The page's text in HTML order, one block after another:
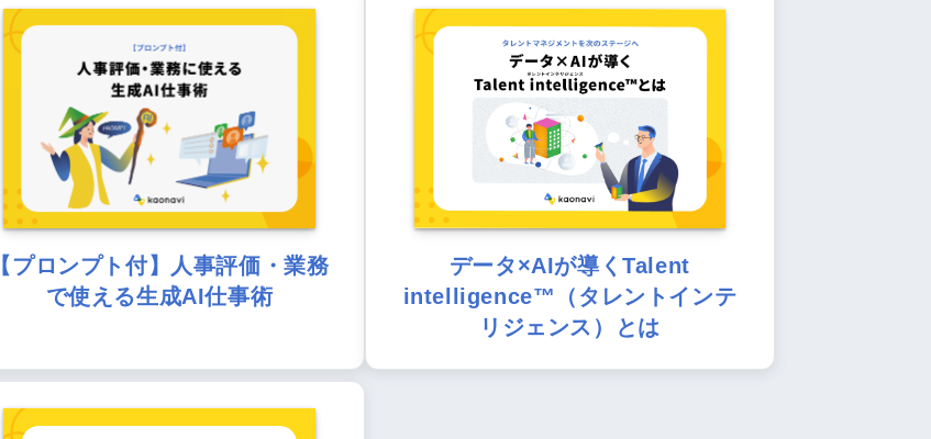
【プロンプト付】人事評価・業務
で使える生成AI仕事術
データ×AIが導くTalent
intelligence™（タレントインテ
リジェンス）とは